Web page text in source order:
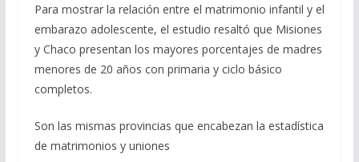
Para mostrar la relación entre el matrimonio infantil y el
embarazo adolescente, el estudio resaltó que Misiones
y Chaco presentan los mayores porcentajes de madres
menores de 20 años con primaria y ciclo básico
completos.
Son las mismas provincias que encabezan la estadística
de matrimonios y uniones